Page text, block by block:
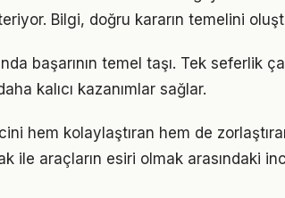
Bilgi, doğru kararın temelini
başarının temel taşı. Tek seferlik
kalıcı kazanımlar sağlar.
hem kolaylaştıran hem de
ile araçların esiri olmak arasındaki